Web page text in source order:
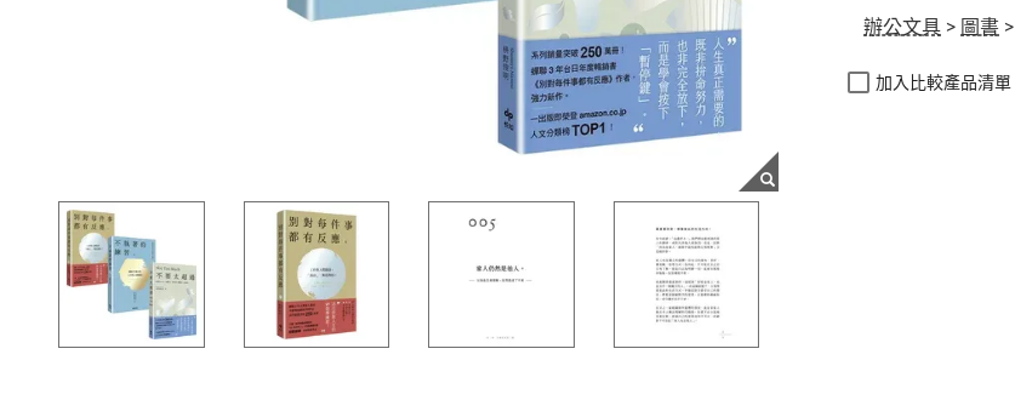
辦公文具 > 圖書 >
加入比較產品清單